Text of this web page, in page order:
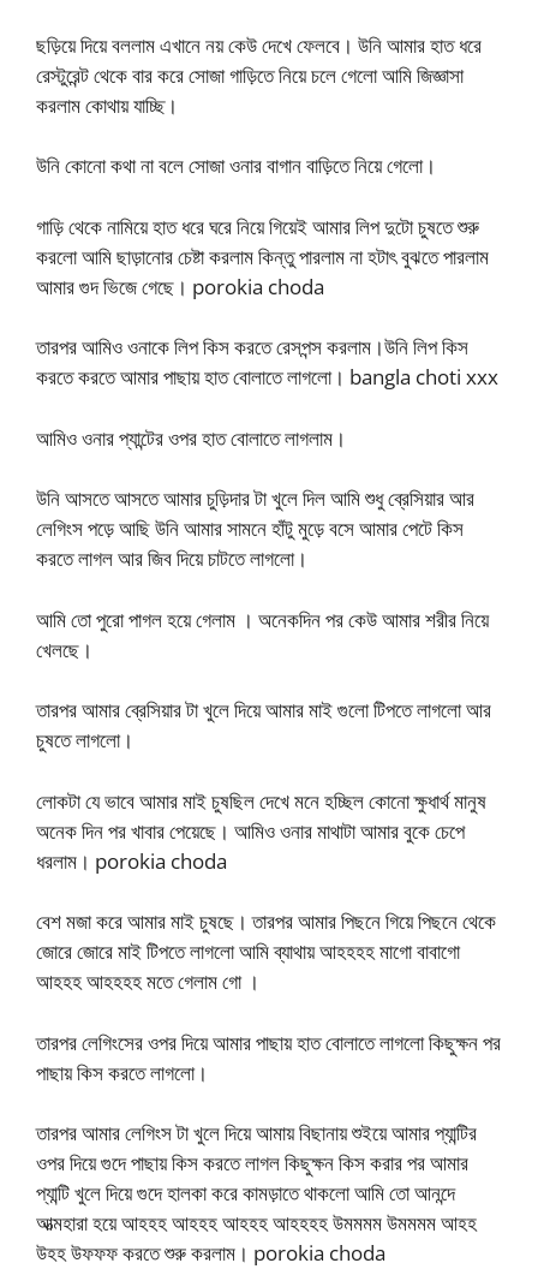
ছড়িয়ে দিয়ে বললাম এখানে নয় কেউ দেখে ফেলবে। উনি আমার হাত ধরে
রেস্টুরেন্ট থেকে বার করে সোজা গাড়িতে নিয়ে চলে গেলো আমি জিজ্ঞাসা
করলাম কোথায় যাচ্ছি।
উনি কোনো কথা না বলে সোজা ওনার বাগান বাড়িতে নিয়ে গেলো।
গাড়ি থেকে নামিয়ে হাত ধরে ঘরে নিয়ে গিয়েই আমার লিপ দুটো চুষতে শুরু
করলো আমি ছাড়ানোর চেষ্টা করলাম কিন্তু পারলাম না হটাৎ বুঝতে পারলাম
আমার গুদ ভিজে গেছে। porokia choda
তারপর আমিও ওনাকে লিপ কিস করতে রেসপন্স করলাম।উনি লিপ কিস
করতে করতে আমার পাছায় হাত বোলাতে লাগলো। bangla choti xxx
আমিও ওনার প্যান্টের ওপর হাত বোলাতে লাগলাম।
উনি আসতে আসতে আমার চুড়িদার টা খুলে দিল আমি শুধু ব্রেসিয়ার আর
লেগিংস পড়ে আছি উনি আমার সামনে হাঁটু মুড়ে বসে আমার পেটে কিস
করতে লাগল আর জিব দিয়ে চাটতে লাগলো।
আমি তো পুরো পাগল হয়ে গেলাম । অনেকদিন পর কেউ আমার শরীর নিয়ে
খেলছে।
তারপর আমার ব্রেসিয়ার টা খুলে দিয়ে আমার মাই গুলো টিপতে লাগলো আর
চুষতে লাগলো।
লোকটা যে ভাবে আমার মাই চুষছিল দেখে মনে হচ্ছিল কোনো ক্ষুধার্থ মানুষ
অনেক দিন পর খাবার পেয়েছে। আমিও ওনার মাথাটা আমার বুকে চেপে
ধরলাম। porokia choda
বেশ মজা করে আমার মাই চুষছে। তারপর আমার পিছনে গিয়ে পিছনে থেকে
জোরে জোরে মাই টিপতে লাগলো আমি ব্যাথায় আহহহহ মাগো বাবাগো
আহহহ আহহহহ মতে গেলাম গো ।
তারপর লেগিংসের ওপর দিয়ে আমার পাছায় হাত বোলাতে লাগলো কিছুক্ষন পর
পাছায় কিস করতে লাগলো।
তারপর আমার লেগিংস টা খুলে দিয়ে আমায় বিছানায় শুইয়ে আমার প্যান্টির
ওপর দিয়ে গুদে পাছায় কিস করতে লাগল কিছুক্ষন কিস করার পর আমার
প্যান্টি খুলে দিয়ে গুদে হালকা করে কামড়াতে থাকলো আমি তো আনন্দে
আত্মহারা হয়ে আহহহ আহহহ আহহহ আহহহহ উমমমম উমমমম আহহ
উহহ উফফফ করতে শুরু করলাম। porokia choda